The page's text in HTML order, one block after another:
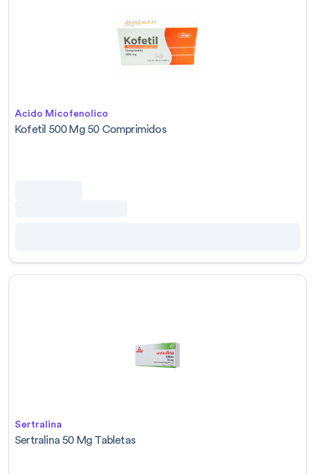
Acido Micofenolico
Kofetil 500 Mg 50 Comprimidos
Sertralina
Sertralina 50 Mg Tabletas